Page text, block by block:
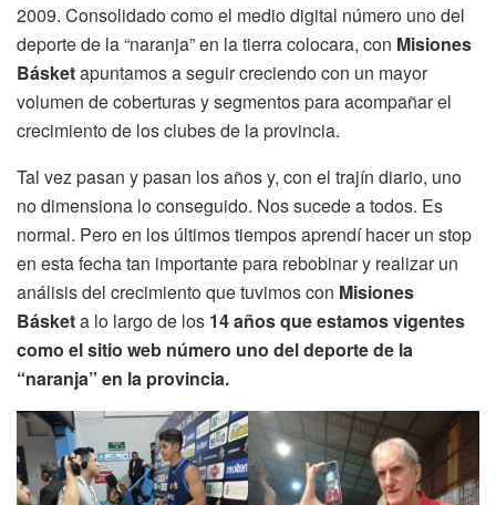
2009. Consolidado como el medio digital número uno del
deporte de la “naranja” en la tierra colocara, con Misiones
Básketapuntamos a seguir creciendo con un mayor
volumen de coberturas y segmentos para acompañar el
crecimiento de los clubes de la provincia.
Tal vez pasan y pasan los años y, con el trajín diario, uno
no dimensiona lo conseguido. Nos sucede a todos. Es
normal. Pero en los últimos tiempos aprendí hacer un stop
en esta fecha tan importante para rebobinar y realizar un
análisis del crecimiento que tuvimos con Misiones
Básketa lo largo de los 14 años que estamos vigentes
como el sitio web número uno del deporte de la
“naranja” en la provincia.